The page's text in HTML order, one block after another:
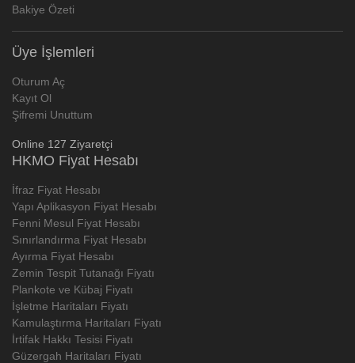
Bakiye Özeti
Üye İşlemleri
Oturum Aç
Kayıt Ol
Şifremi Unuttum
Online 127 Ziyaretçi
HKMO Fiyat Hesabı
İfraz Fiyat Hesabı
Yapı Aplikasyon Fiyat Hesabı
Fenni Mesul Fiyat Hesabı
Sınırlandırma Fiyat Hesabı
Ayırma Fiyat Hesabı
Zemin Tespit Tutanağı Fiyatı
Plankote ve Kübaj Fiyatı
İşletme Haritaları Fiyatı
Kamulaştırma Haritaları Fiyatı
İrtifak Hakkı Tesisi Fiyatı
Güzergah Haritaları Fiyatı